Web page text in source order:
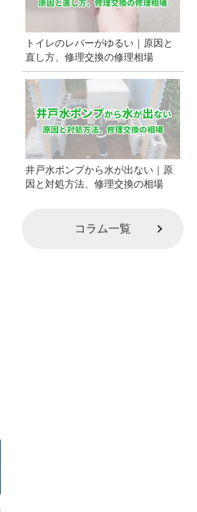
トイレのレバーがゆるい｜原因と
直し方、修理交換の修理相場
井戸水ポンプから水が出ない｜原
因と対処方法、修理交換の相場
コラム一覧